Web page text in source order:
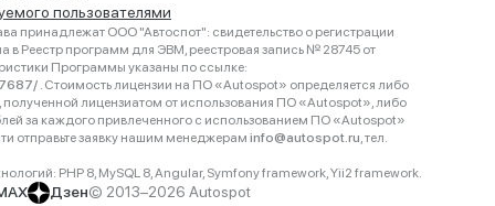
пользователями
принадлежат ООО "Автоспот": свидетельство о регистрации
Реестр программ для ЭВМ, реестровая запись № 28745 от
Программы указаны по ссылке:
. Стоимость лицензии на ПО «Autospot» определяется либо
полученной лицензиатом от использования ПО «Autospot», либо
за каждого привлеченного с использованием ПО «Autospot»
отправьте заявку нашим менеджерам info@autospot.ru, тел.
PHP 8, MySQL 8, Angular, Symfony framework, Yii2 framework.
Дзен© 2013–2026 Autospot